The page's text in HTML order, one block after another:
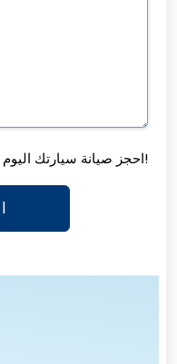
احجز صيانة سيارتك اليوم واستمتع بتجربة سلسة وموثوقة معنا!